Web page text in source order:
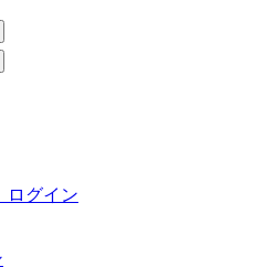
ログイン